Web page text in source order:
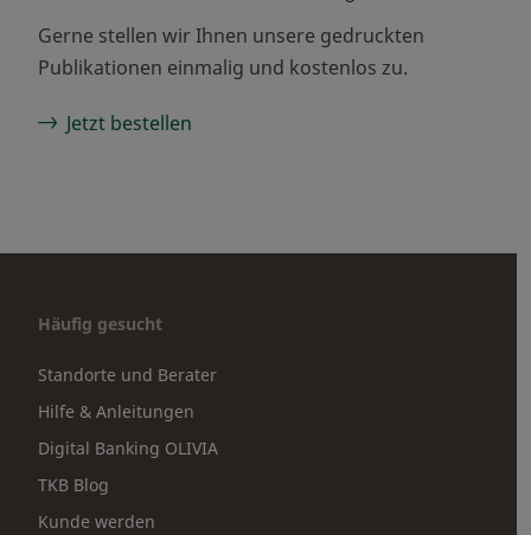
Gerne stellen wir Ihnen unsere gedruckten
Publikationen einmalig und kostenlos zu.
Jetzt bestellen
Häufig gesucht
Standorte und Berater
Hilfe & Anleitungen
Digital Banking OLIVIA
TKB Blog
Kunde werden